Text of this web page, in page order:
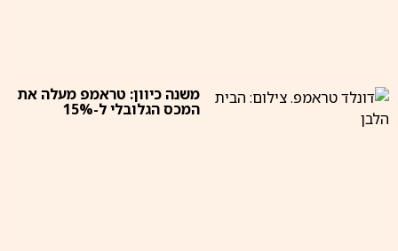
משנה כיוון: טראמפ מעלה את
המכס הגלובלי ל-15%